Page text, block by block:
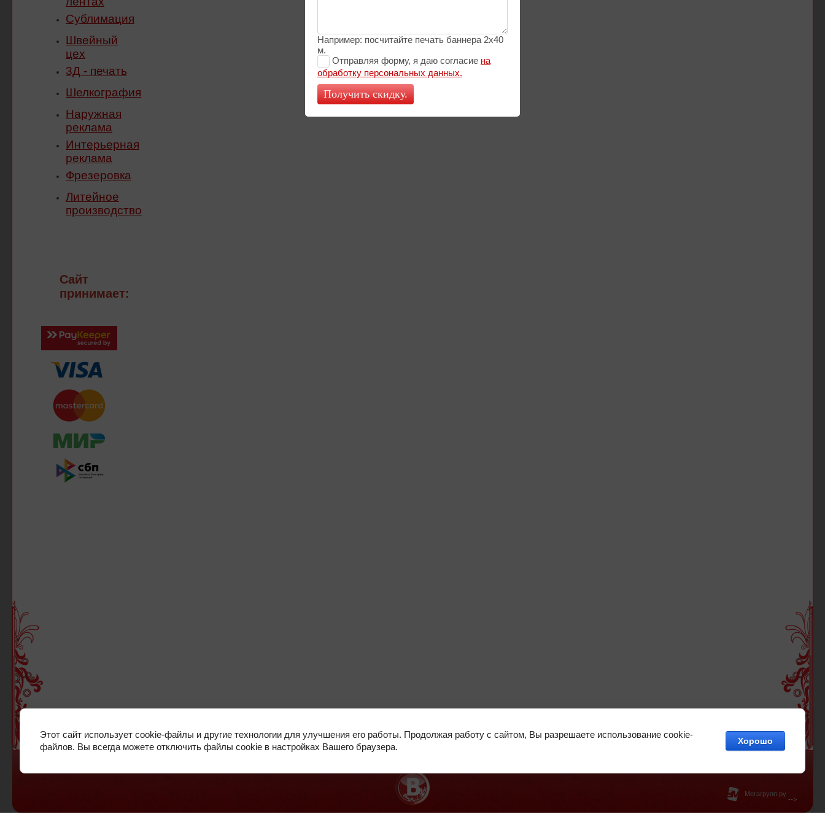
Сублимация
Швейный
цех
3Д - печать
Шелкография
Наружная
реклама
Интерьерная
реклама
Фрезеровка
Литейное
производство
Сайт
принимает:
-->
ГЛАВНАЯ ДОСТАВКА
Этот сайт использует cookie-файлы и другие технологии для улучшения его работы. Продолжая работу с сайтом, Вы разрешаете использование cookie-
файлов. Вы всегда можете отключить файлы cookie в настройках Вашего браузера.
Хорошо
Например: посчитайте печать баннера 2х40
м.
Отправляя форму, я даю согласие на
обработку персональных данных.
Получить скидку.